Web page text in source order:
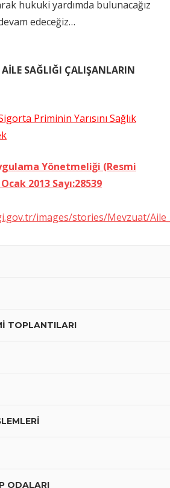
hukuki yardımda bulunacağız
edeceğiz…
SAĞLIĞI ÇALIŞANLARIN
Priminin Yarısını Sağlık
Yönetmeliği (Resmi
2013 Sayı:28539
images/stories/Mevzuat/
TOPLANTILARI
ODALARI